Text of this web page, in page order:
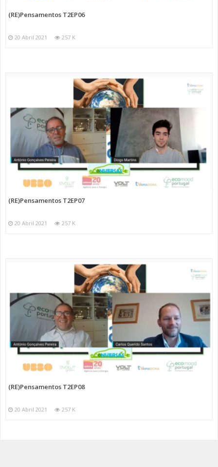
(RE)Pensamentos T2EP06
20 Abril 2021 257 K
(RE)Pensamentos T2EP07
20 Abril 2021 257 K
(RE)Pensamentos T2EP08
20 Abril 2021 257 K